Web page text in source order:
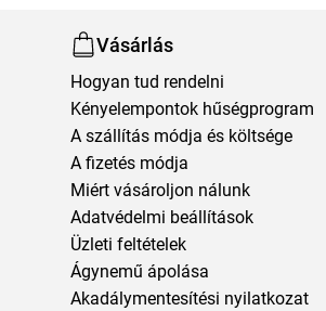
Vásárlás
Hogyan tud rendelni
Kényelempontok hűségprogram
A szállítás módja és költsége
A fizetés módja
Miért vásároljon nálunk
Adatvédelmi beállítások
Üzleti feltételek
Ágynemű ápolása
Akadálymentesítési nyilatkozat